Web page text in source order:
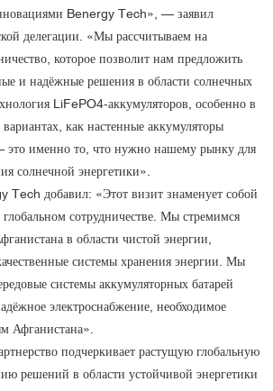
Benergy Tech», — заявил
делегации. «Мы рассчитываем на
которое позволит нам предложить
и надёжные решения в области солнечных
LiFePO4-аккумуляторов, особенно в
как настенные аккумуляторы
это именно то, что нужно нашему рынку для
солнечной энергетики».
Tech добавил: «Этот визит знаменует собой
сотрудничестве. Мы стремимся
в области чистой энергии,
системы хранения энергии. Мы
системы аккумуляторных батарей
электроснабжение, необходимое
Афганистана».
подчеркивает растущую глобальную
решений в области устойчивой энергетики